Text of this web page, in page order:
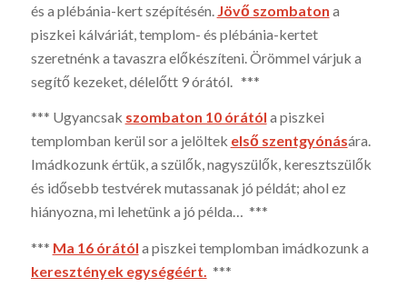
és a plébánia-kert szépítésén. Jövő szombaton a
piszkei kálváriát, templom- és plébánia-kertet
szeretnénk a tavaszra előkészíteni. Örömmel várjuk a
segítő kezeket, délelőtt 9 órától. ***
*** Ugyancsak szombaton 10 órától a piszkei
templomban kerül sor a jelöltek első szentgyónására.
Imádkozunk értük, a szülők, nagyszülők, keresztszülők
és idősebb test­vérek mutassanak jó példát; ahol ez
hiányozna, mi lehetünk a jó példa… ***
*** Ma 16 órától a piszkei templomban imádkozunk a
keresztények egységé­ért. ***